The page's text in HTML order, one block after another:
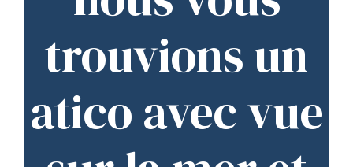
trouvions un
atico avec vue